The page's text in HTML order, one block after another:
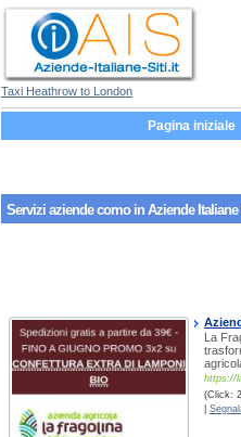
Taxi Heathrow to London
Pagina iniziale
Servizi aziendecomoin Aziende Italiane
La
https://
(Click: